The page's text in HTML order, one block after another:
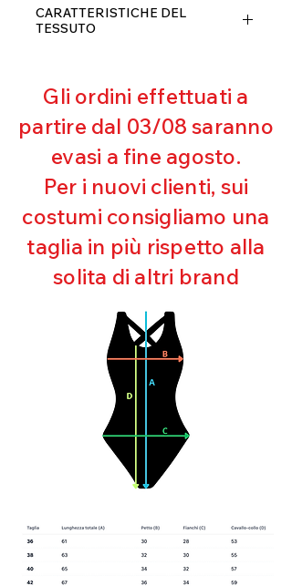
spese di spedizione, non appena
riceveremo la merce resa ed
20% ELASTANE
CARATTERISTICHE DEL
TESSUTO
Resistente al pilling
Eccellente protezione dai raggi
UV
Ottima copertura
Ultra cloro resistente
Mantenimento della forma
Perfetta vestibilità
Asciugatura rapida
Bielastico
Gli ordini effettuati a
partire dal 03/08 saranno
evasi a fine agosto.
Per i nuovi clienti, sui
costumi consigliamo una
taglia in più rispetto alla
solita di altri brand